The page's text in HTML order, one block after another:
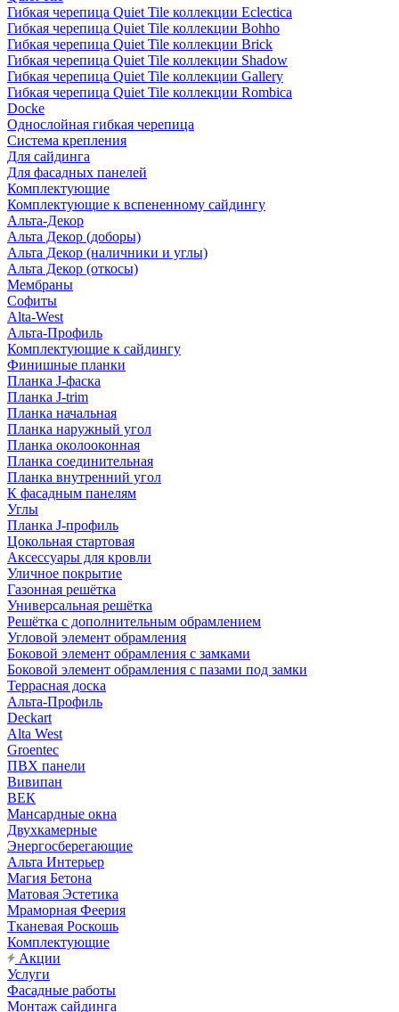
Гибкая черепица Quiet Tile коллекции Eclectica
Гибкая черепица Quiet Tile коллекции Bohho
Гибкая черепица Quiet Tile коллекции Brick
Гибкая черепица Quiet Tile коллекции Shadow
Гибкая черепица Quiet Tile коллекции Gallery
Гибкая черепица Quiet Tile коллекции Rombica
Docke
Однослойная гибкая черепица
Система крепления
Для сайдинга
Для фасадных панелей
Комплектующие
Комплектующие к вспененному сайдингу
Альта-Декор
Альта Декор (доборы)
Альта Декор (наличники и углы)
Альта Декор (откосы)
Мембраны
Софиты
Alta-West
Альта-Профиль
Комплектующие к сайдингу
Финишные планки
Планка J-фаска
Планка J-trim
Планка начальная
Планка наружный угол
Планка околооконная
Планка соединительная
Планка внутренний угол
К фасадным панелям
Углы
Планка J-профиль
Цокольная стартовая
Аксессуары для кровли
Уличное покрытие
Газонная решётка
Универсальная решётка
Решётка с дополнительным обрамлением
Угловой элемент обрамления
Боковой элемент обрамления с замками
Боковой элемент обрамления с пазами под замки
Террасная доска
Альта-Профиль
Deckart
Alta West
Groentec
ПВХ панели
Вивипан
ВЕК
Мансардные окна
Двухкамерные
Энергосберегающие
Альта Интерьер
Магия Бетона
Матовая Эстетика
Мраморная Феерия
Тканевая Роскошь
Комплектующие
Акции
Услуги
Фасадные работы
Монтаж сайдинга